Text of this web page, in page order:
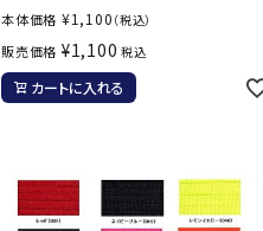
本体価格 ¥1,100 （税込）
販売価格 ¥1,100 税込
カートに入れる